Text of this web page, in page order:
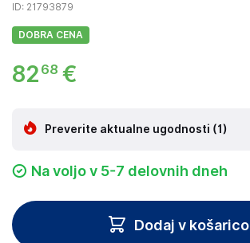
ID: 21793879
DOBRA CENA
82 68 €
Preverite aktualne ugodnosti (1)
Na voljo v 5-7 delovnih dneh
Dodaj v košarico